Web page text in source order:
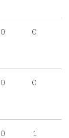
0 0
0 0
0 1